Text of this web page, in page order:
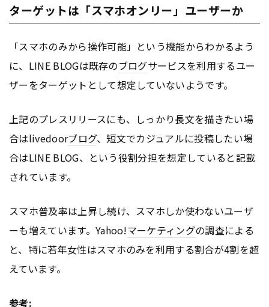
ターゲットは「スマホオンリー」ユーザーか
「スマホのみから操作可能」という機能からわかるよう
に、LINE BLOGは既存のブログサービスを利用するユー
ザーをターゲットとして想定していないようです。
上記のプレスリリースにも、しっかり長文を描きたい場
合はlivedoorブログ、短文でカジュアルに投稿したい場
合はLINE BLOG、という役割分担を想定していると記載
されています。
スマホ普及率は上昇し続け、スマホしか使わないユーザ
ーも増えています。Yahoo!マーケティングの調査による
と、特に若年女性はスマホのみを利用する割合が4割を超
えています。
参考: